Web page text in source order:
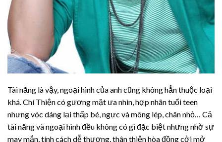
Tài năng là vậy, ngoại hình của anh cũng không hẳn thuộc loại
khá. Chí Thiện có gương mặt ưa nhìn, hợp nhãn tuổi teen
nhưng vóc dáng lại thấp bé, ngực và mông lép, chân nhỏ… Cả
tài năng và ngoại hình đều không có gì đặc biệt nhưng nhờ sự
may mắn, tính cách dễ thương, thân thiện hòa đồng cởi mở